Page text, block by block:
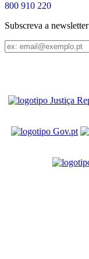
800 910 220
Subscreva a newsletter